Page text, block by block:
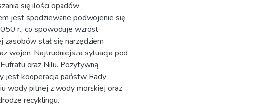
się ilości opadów
jest spodziewane podwojenie się
r., co spowoduje wzrost
stał się narzędziem
wojen. Najtrudniejsza sytuacja pod
oraz Nilu. Pozytywną
jest kooperacja państw Rady
wody pitnej z wody morskiej oraz
recyklingu.